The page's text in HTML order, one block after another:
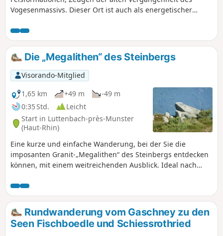
Vogesenmassivs. Dieser Ort ist auch als energetischer
Die „Megalithen“ des Steinbergs
Visorando-Mitglied
1,65 km
+49 m
-49 m
0:35 Std.
Leicht
Start in Luttenbach-près-Munster
(Haut-Rhin)
Eine kurze und einfache Wanderung, bei der Sie die
imposanten Granit-„Megalithen“ des Steinbergs entdecken
können, mit einem weitreichenden Ausblick. Ideal nach
des Petit Ballon.
Rundwanderung vom Gaschney zu den
Seen Fischboedle und Schiessrothried